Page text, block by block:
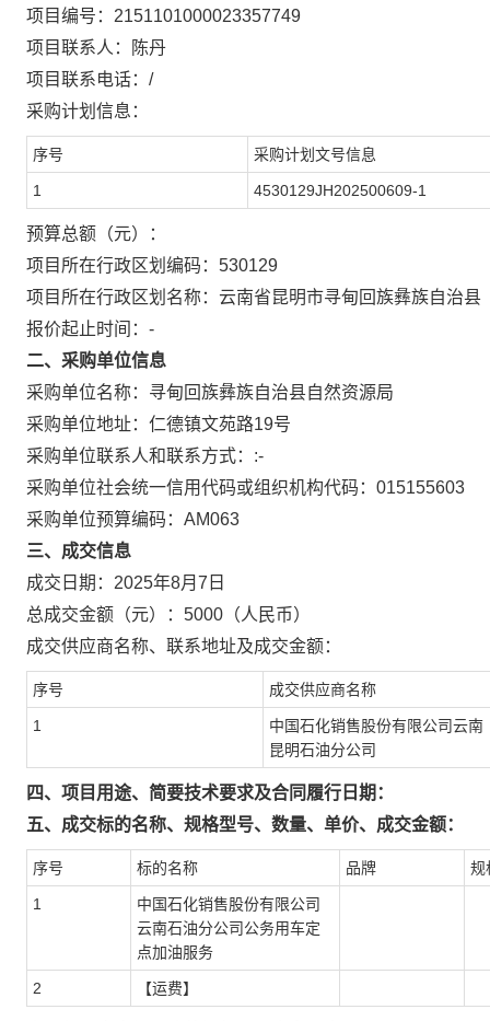
项目编号： 2151101000023357749
项目联系人：
陈丹
项目联系电话： /
采购计划信息：
序号 采购计划文号信息
1 4530129JH202500609-1
预算总额（元）：
项目所在行政区划编码： 530129
项目所在行政区划名称： 云南省昆明市寻甸回族彝族自治县
报价起止时间：-
二、采购单位信息
采购单位名称： 寻甸回族彝族自治县自然资源局
采购单位地址： 仁德镇文苑路19号
采购单位联系人和联系方式： :-
采购单位社会统一信用代码或组织机构代码： 015155603
采购单位预算编码： AM063
三、成交信息
成交日期： 2025年8月7日
总成交金额（元）： 5000 （人民币）
成交供应商名称、联系地址及成交金额：
序号 成交供应商名称
1
中国石化销售股份有限公司云南
昆明石油分公司
四、项目用途、简要技术要求及合同履行日期：
五、成交标的名称、规格型号、数量、单价、成交金额：
序号 标的名称 品牌 规
1
中国石化销售股份有限公司
云南石油分公司公务用车定
点加油服务
2 【运费】